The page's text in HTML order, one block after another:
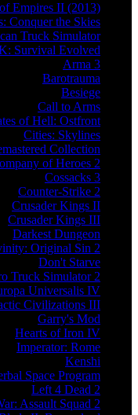
Empires II (2013)
Conquer the Skies
Truck Simulator
Survival Evolved
Arma 3
Barotrauma
Besiege
Call to Arms
of Hell: Ostfront
Cities: Skylines
Collection
of Heroes 2
Cossacks 3
Counter-Strike 2
Crusader Kings II
Crusader Kings III
Darkest Dungeon
Original Sin 2
Don't Starve
Truck Simulator 2
Universalis IV
Civilizations III
Garry's Mod
Hearts of Iron IV
Imperator: Rome
Kenshi
Space Program
Left 4 Dead 2
Assault Squad 2